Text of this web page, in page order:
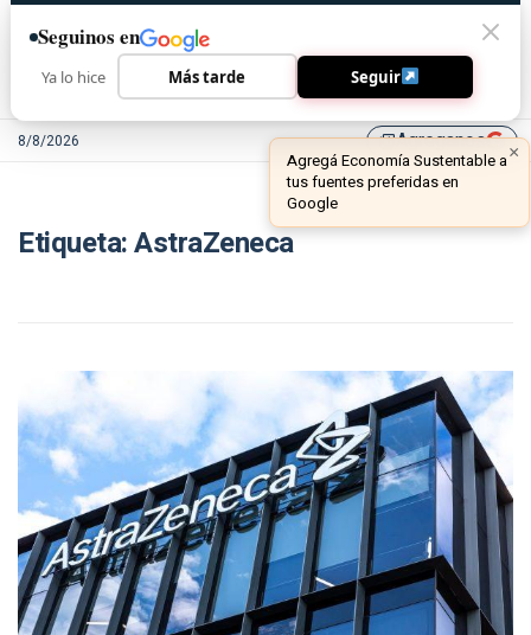
8/8/2026 library_addAgreganos ×
Agregá Economía Sustentable a
tus fuentes preferidas en
Google
Etiqueta:AstraZeneca
Seguinos en
Ya lo hice Más tarde Seguir